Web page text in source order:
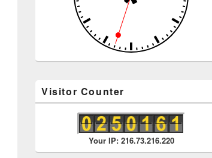
Visitor Counter
Your IP: 216.73.216.220